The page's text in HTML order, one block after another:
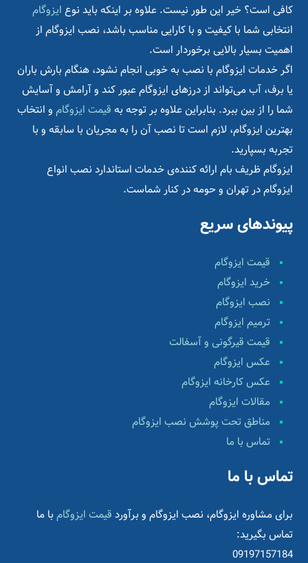
کافی است؟ خیر این طور نیست. علاوه بر اینکه باید نوع ایزوگام
انتخابی شما با کیفیت و با کارایی مناسب باشد، نصب ایزوگام از
اهمیت بسیار بالایی برخوردار است.
اگر خدمات ایزوگام با نصب به خوبی انجام نشود، هنگام بارش باران
یا برف، آب می‌تواند از درزهای ایزوگام عبور کند و آرامش و آسایش
شما را از بین ببرد. بنابراین علاوه بر توجه به قیمت ایزوگامو انتخاب
بهترین ایزوگام، لازم است تا نصب آن را به مجریان با سابقه و با
تجربه بسپارید.
ایزوگام ظریف بام ارائه کننده‌ی خدمات استاندارد نصب انواع
ایزوگام در تهران و حومه در کنار شماست.
پیوندهای سریع
قیمت ایزوگام
خرید ایزوگام
نصب ایزوگام
ترمیم ایزوگام
قیمت قیرگونی و آسفالت
عکس ایزوگام
عکس کارخانه ایزوگام
مقالات ایزوگام
مناطق تحت پوشش نصب ایزوگام
تماس با ما
تماس با ما
برای مشاوره ایزوگام، نصب ایزوگام و برآورد قیمت ایزوگام با ما
تماس بگیرید:
09197157184